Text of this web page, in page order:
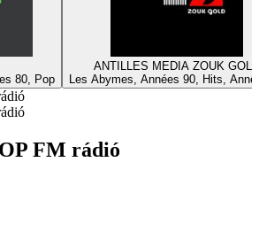
80, Pop
ANTILLES MEDIA ZOUK GOLD
Les Abymes, Années 90, Hits,
FM rádió